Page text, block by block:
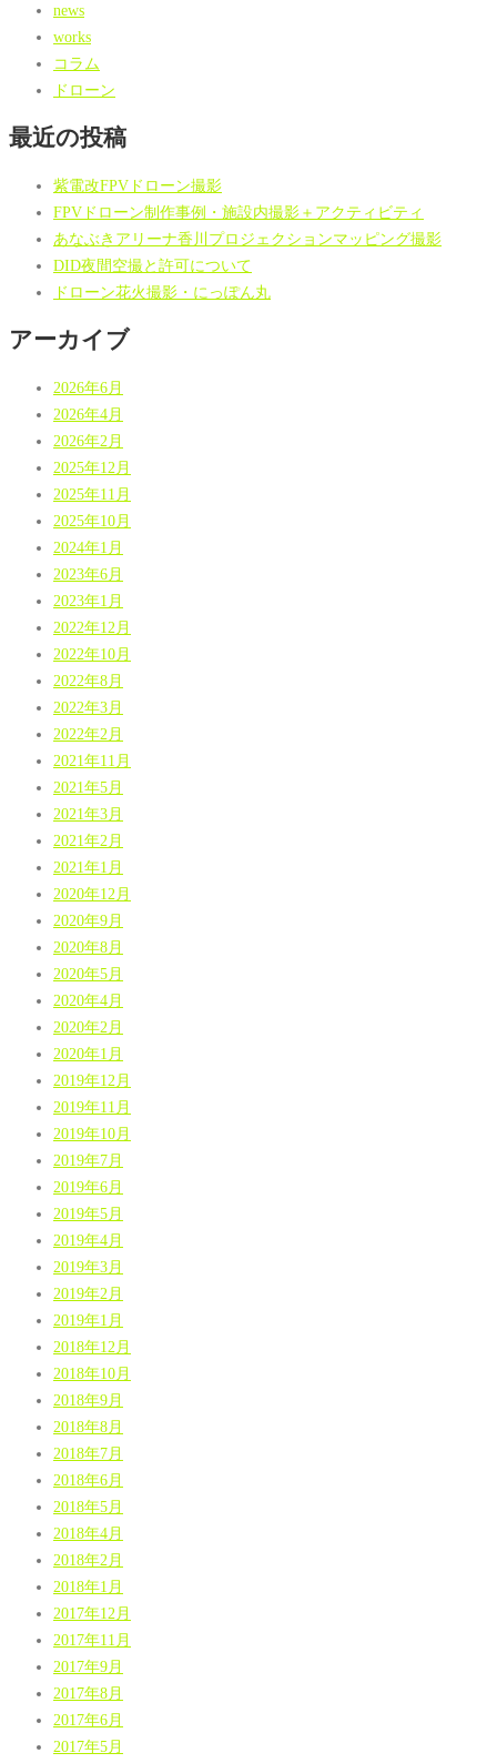
news
works
コラム
ドローン
最近の投稿
紫電改FPVドローン撮影
FPVドローン制作事例・施設内撮影＋アクティビティ
あなぶきアリーナ香川プロジェクションマッピング撮影
DID夜間空撮と許可について
ドローン花火撮影・にっぽん丸
アーカイブ
2026年6月
2026年4月
2026年2月
2025年12月
2025年11月
2025年10月
2024年1月
2023年6月
2023年1月
2022年12月
2022年10月
2022年8月
2022年3月
2022年2月
2021年11月
2021年5月
2021年3月
2021年2月
2021年1月
2020年12月
2020年9月
2020年8月
2020年5月
2020年4月
2020年2月
2020年1月
2019年12月
2019年11月
2019年10月
2019年7月
2019年6月
2019年5月
2019年4月
2019年3月
2019年2月
2019年1月
2018年12月
2018年10月
2018年9月
2018年8月
2018年7月
2018年6月
2018年5月
2018年4月
2018年2月
2018年1月
2017年12月
2017年11月
2017年9月
2017年8月
2017年6月
2017年5月